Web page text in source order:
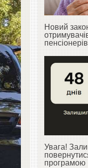
Новий
пенсіонерів
Увага!
програмою